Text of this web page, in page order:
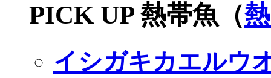
PICK UP 熱帯魚（
イシガキカエルウ